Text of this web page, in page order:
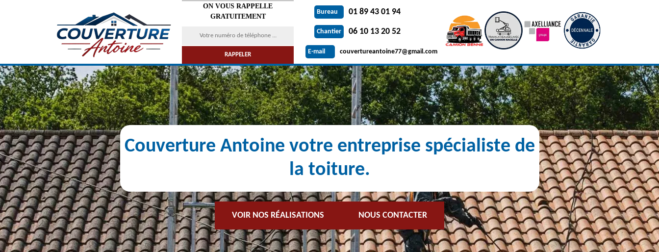
ON VOUS RAPPELLE
GRATUITEMENT
Bureau 01 89 43 01 94
Chantier 06 10 13 20 52
E-mail couvertureantoine77@gmail.com
Couverture Antoine votre entreprise spécialiste de
la toiture.
VOIR NOS RÉALISATIONS NOUS CONTACTER